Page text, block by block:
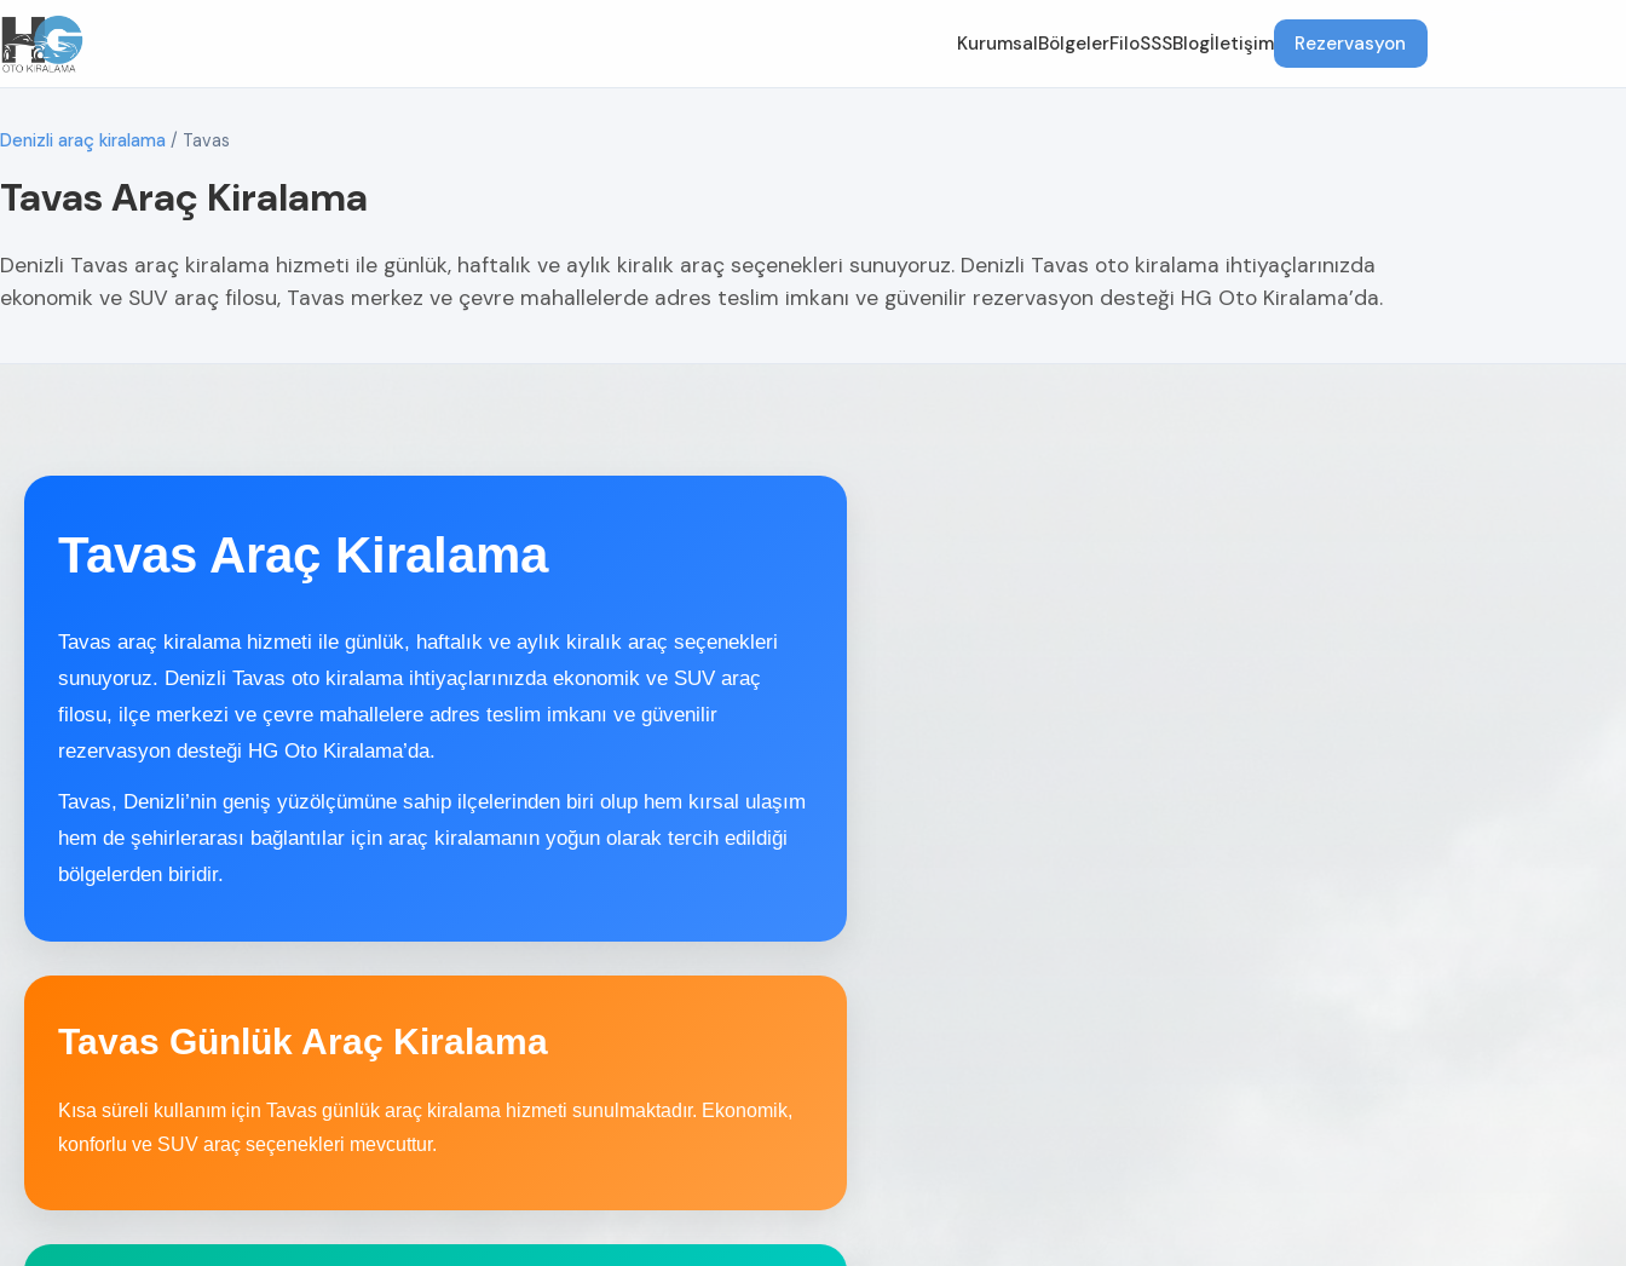
KurumsalBölgelerFiloSSSBlogİletişim Rezervasyon
Denizli araç kiralama / Tavas
Tavas Araç Kiralama
Denizli Tavas araç kiralama hizmeti ile günlük, haftalık ve aylık kiralık araç seçenekleri sunuyoruz. Denizli Tavas oto kiralama ihtiyaçlarınızda
ekonomik ve SUV araç filosu, Tavas merkez ve çevre mahallelerde adres teslim imkanı ve güvenilir rezervasyon desteği HG Oto Kiralama’da.
Tavas Araç Kiralama
Tavas araç kiralama hizmeti ile günlük, haftalık ve aylık kiralık araç seçenekleri
sunuyoruz. Denizli Tavas oto kiralama ihtiyaçlarınızda ekonomik ve SUV araç
filosu, ilçe merkezi ve çevre mahallelere adres teslim imkanı ve güvenilir
rezervasyon desteği HG Oto Kiralama’da.
Tavas, Denizli’nin geniş yüzölçümüne sahip ilçelerinden biri olup hem kırsal ulaşım
hem de şehirlerarası bağlantılar için araç kiralamanın yoğun olarak tercih edildiği
bölgelerden biridir.
Tavas Günlük Araç Kiralama
Kısa süreli kullanım için Tavas günlük araç kiralama hizmeti sunulmaktadır. Ekonomik,
konforlu ve SUV araç seçenekleri mevcuttur.